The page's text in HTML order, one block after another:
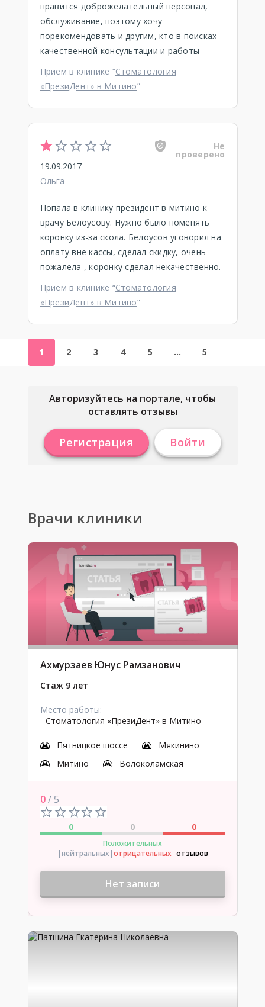
нравится доброжелательный персонал,
обслуживание, поэтому хочу
порекомендовать и другим, кто в поисках
качественной консультации и работы
Приём в клинике “Стоматология
«ПрезиДент» в Митино”
Не
проверено
19.09.2017
Ольга
Попала в клинику президент в митино к
врачу Белоусову. Нужно было поменять
коронку из-за скола. Белоусов уговорил на
оплату вне кассы, сделал скидку, очень
пожалела , коронку сделал некачественно.
Приём в клинике “Стоматология
«ПрезиДент» в Митино”
1 2 3 4 5 … 5
Авторизуйтесь на портале, чтобы
оставлять отзывы
Регистрация Войти
Врачи клиники
Ахмурзаев Юнус Рамзанович
Стаж 9 лет
Место работы:
- Стоматология «ПрезиДент» в Митино
Пятницкое шоссе
Мякинино
Митино
Волоколамская
0/ 5
0 0 0
Положительных
|нейтральных|отрицательных отзывов
Нет записи